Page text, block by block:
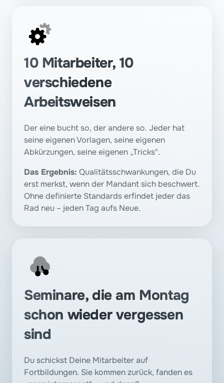
10 Mitarbeiter, 10
verschiedene
Arbeitsweisen
Der eine bucht so, der andere so. Jeder hat
seine eigenen Vorlagen, seine eigenen
Abkürzungen, seine eigenen „Tricks".
Das Ergebnis: Qualitätsschwankungen, die Du
erst merkst, wenn der Mandant sich beschwert.
Ohne definierte Standards erfindet jeder das
Rad neu – jeden Tag aufs Neue.
Seminare, die am Montag
schon wieder vergessen
sind
Du schickst Deine Mitarbeiter auf
Fortbildungen. Sie kommen zurück, fanden es